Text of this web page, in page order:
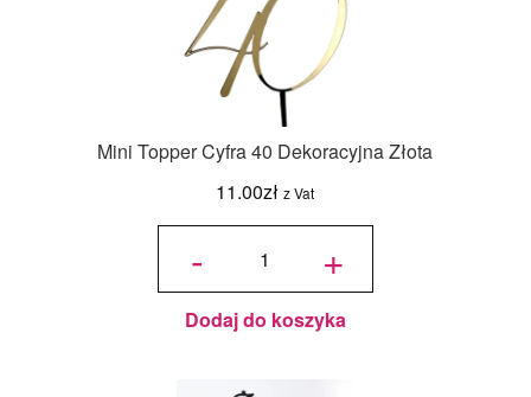
Mini Topper Cyfra 40 Dekoracyjna Złota
11.00zł z Vat
-
ilość Mini
Dekoracyjna
Złota +
Dodaj do koszyka